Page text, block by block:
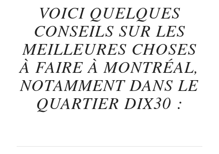
VOICI QUELQUES
CONSEILS SUR LES
MEILLEURES CHOSES
À FAIRE À MONTRÉAL,
NOTAMMENT DANS LE
QUARTIER DIX30 :